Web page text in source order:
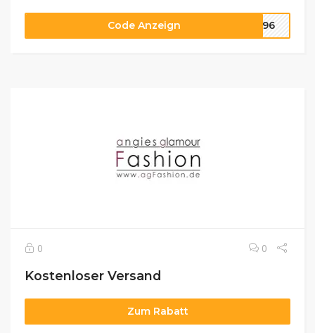
Code Anzeign 8596
0 0
Kostenloser Versand
Zum Rabatt